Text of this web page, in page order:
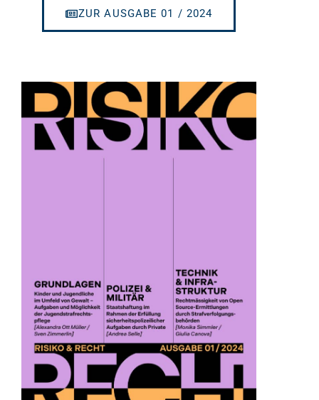
ZUR AUSGABE 01 / 2024